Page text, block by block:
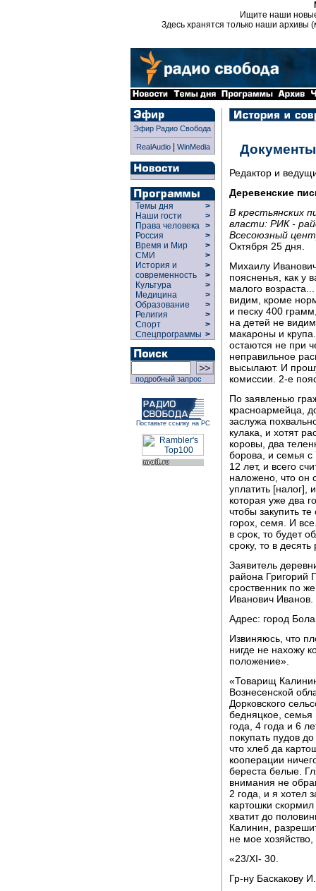
Ищите наши
Здесь хранятся только наши архивы
Эфир Радио Свобода
RealAudio| WinMedia
Темы дня
>
Наши гости
>
Права человека >
Россия
>
Время и Мир
>
СМИ
>
История и
современность
>
>
Культура
>
Медицина
>
Образование
>
Религия
>
Спорт
>
Спецпрограммы >
подробный запрос
Поставьте ссылку на РС
Редактор и
Деревенские
В крестьянских
власти: РИК -
Всесоюзный
Октября 25 дня.
Михаилу
поясненья, как у
малого
видим, кроме
и песку 400
на детей не
макароны и
остаются не при
неправильное
высылают. И
комиссии. 2-е
По заявленью
красноармейца,
заслужа
кулака, и хотят
коровы, два
борова, и семья с
12 лет, и всего
наложено, что он
уплатить [налог],
которая уже два
чтобы закупить
горох, семя. И
в срок, то будет
сроку, то в
Заявитель
района Григорий
сроственник по
Иванович Иванов.
Адрес: город
Извиняюсь, что
нигде не нахожу
положение».
«Товарищ
Вознесенской
Дорковского
бедняцкое, семья
года, 4 года и 6
покупать пудов
что хлеб да
кооперации
береста белые.
внимания не
2 года, и я хотел
картошки
хватит до
Калинин,
не мое
«23/XI- 30.
Гр-ну Баскакову